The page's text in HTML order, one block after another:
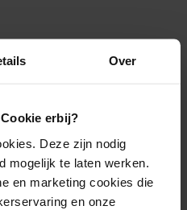
Over
erbij?
Deze zijn nodig
mogelijk te laten werken.
en marketing cookies die
en onze